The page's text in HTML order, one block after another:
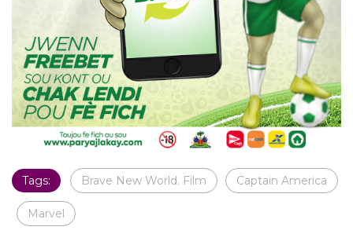
Tags: Brave New World. Film Captain America
Marvel